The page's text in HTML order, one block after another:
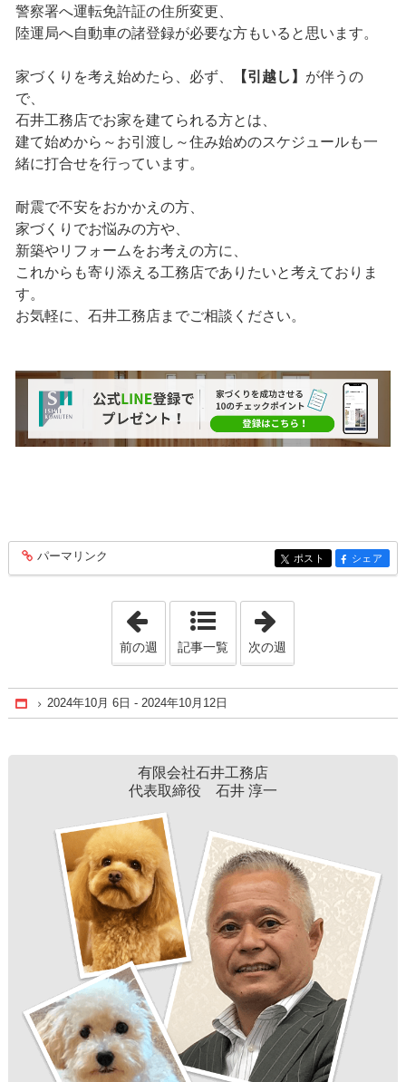
警察署へ運転免許証の住所変更、
陸運局へ自動車の諸登録が必要な方もいると思います。
家づくりを考え始めたら、必ず、 【引越し】 が伴うの
で、
石井工務店でお家を建てられる方とは、
建て始めから～お引渡し～住み始めのスケジュールも一
緒に打合せを行っています。
耐震で不安をおかかえの方、
家づくりでお悩みの方や、
新築やリフォームをお考えの方に、
これからも寄り添える工務店でありたいと考えておりま
す。
お気軽に、石井工務店までご相談ください。
entry327
パーマリンク entry327
ポスト entry327
シェア
「2024年9月15日 - 2024年9月21日」
前の週 記事一覧 次の週
Home
2024年10月 6日 - 2024年10月12日
有限会社石井工務店
代表取締役 石井 淳一